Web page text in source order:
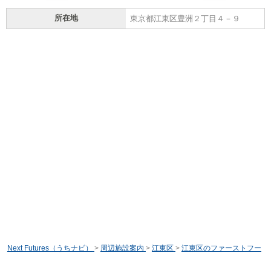
所在地 東京都江東区豊洲２丁目４－９
Next Futures（うちナビ） > 周辺施設案内 > 江東区 > 江東区のファーストフー